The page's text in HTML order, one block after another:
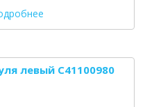
левый C41100980